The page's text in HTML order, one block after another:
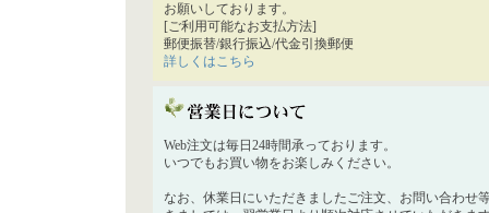
お願いしております。
[ご利用可能なお支払方法]
郵便振替/銀行振込/代金引換郵便
詳しくはこちら
Web注文は毎日24時間承っております。
いつでもお買い物をお楽しみください。
なお、休業日にいただきましたご注文、お問い合わせ